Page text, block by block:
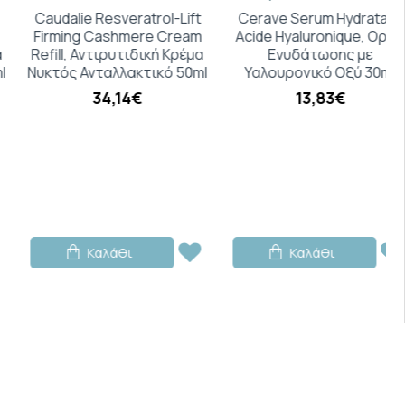
και αντιφλογιστικές ιδιότητες,
ACETATE,με αντιφλογιστικές, επουλωτικές
ιδιότητες, δίνει αίσθηση φρεσκάδας στην
Caudalie Resveratrol-Lift
Firming Cashmere Cream
Refill, Αντιρυτιδική Κρέμα
Νυκτός Ανταλλακτικό 50ml
34,14€
Καλάθι
Cerave Serum Hydratant
Acide Hyaluronique, Ορός
Ενυδάτωσης με
Υαλουρονικό Οξύ 30ml
13,83€
Καλάθι